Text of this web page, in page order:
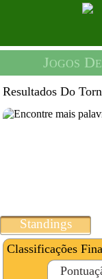
Jogos
Resultados Do
Standings
Classificações